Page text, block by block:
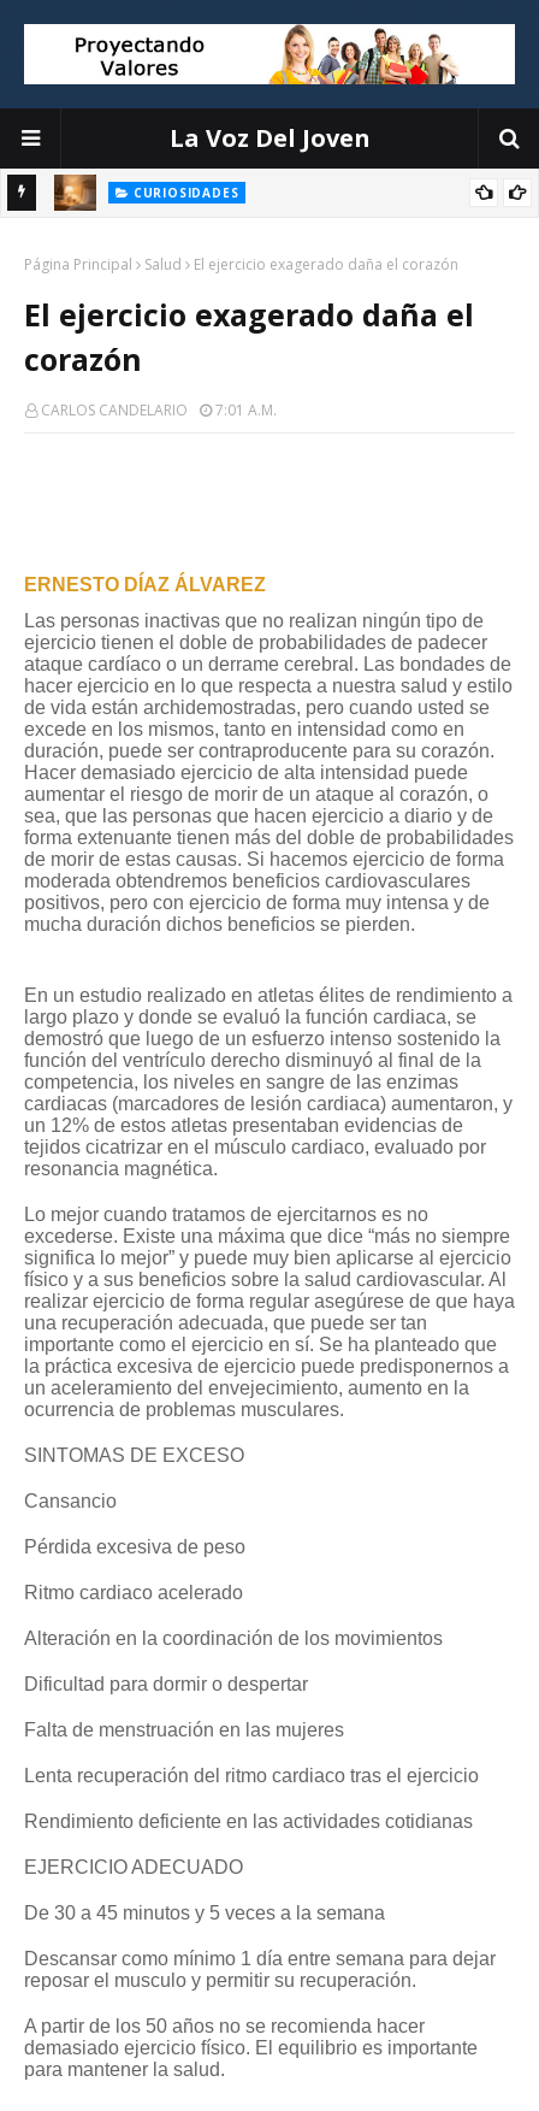
La Voz Del Joven
CURIOSIDADES
complicaciones
Página Principal Salud El ejercicio exagerado daña el corazón
El ejercicio exagerado daña el
corazón
CARLOS CANDELARIO 7:01 A.m.
ERNESTO DÍAZ ÁLVAREZ
Las personas inactivas que no realizan ningún tipo de
ejercicio tienen el doble de probabilidades de padecer
ataque cardíaco o un derrame cerebral. Las bondades de
hacer ejercicio en lo que respecta a nuestra salud y estilo
de vida están archidemostradas, pero cuando usted se
excede en los mismos, tanto en intensidad como en
duración, puede ser contraproducente para su corazón.
Hacer demasiado ejercicio de alta intensidad puede
aumentar el riesgo de morir de un ataque al corazón, o
sea, que las personas que hacen ejercicio a diario y de
forma extenuante tienen más del doble de probabilidades
de morir de estas causas. Si hacemos ejercicio de forma
moderada obtendremos beneficios cardiovasculares
positivos, pero con ejercicio de forma muy intensa y de
mucha duración dichos beneficios se pierden.
En un estudio realizado en atletas élites de rendimiento a
largo plazo y donde se evaluó la función cardiaca, se
demostró que luego de un esfuerzo intenso sostenido la
función del ventrículo derecho disminuyó al final de la
competencia, los niveles en sangre de las enzimas
cardiacas (marcadores de lesión cardiaca) aumentaron, y
un 12% de estos atletas presentaban evidencias de
tejidos cicatrizar en el músculo cardiaco, evaluado por
resonancia magnética.
Lo mejor cuando tratamos de ejercitarnos es no
excederse. Existe una máxima que dice “más no siempre
significa lo mejor” y puede muy bien aplicarse al ejercicio
físico y a sus beneficios sobre la salud cardiovascular. Al
realizar ejercicio de forma regular asegúrese de que haya
una recuperación adecuada, que puede ser tan
importante como el ejercicio en sí. Se ha planteado que
la práctica excesiva de ejercicio puede predisponernos a
un aceleramiento del envejecimiento, aumento en la
ocurrencia de problemas musculares.
SINTOMAS DE EXCESO
Cansancio
Pérdida excesiva de peso
Ritmo cardiaco acelerado
Alteración en la coordinación de los movimientos
Dificultad para dormir o despertar
Falta de menstruación en las mujeres
Lenta recuperación del ritmo cardiaco tras el ejercicio
Rendimiento deficiente en las actividades cotidianas
EJERCICIO ADECUADO
De 30 a 45 minutos y 5 veces a la semana
Descansar como mínimo 1 día entre semana para dejar
reposar el musculo y permitir su recuperación.
A partir de los 50 años no se recomienda hacer
demasiado ejercicio físico. El equilibrio es importante
para mantener la salud.